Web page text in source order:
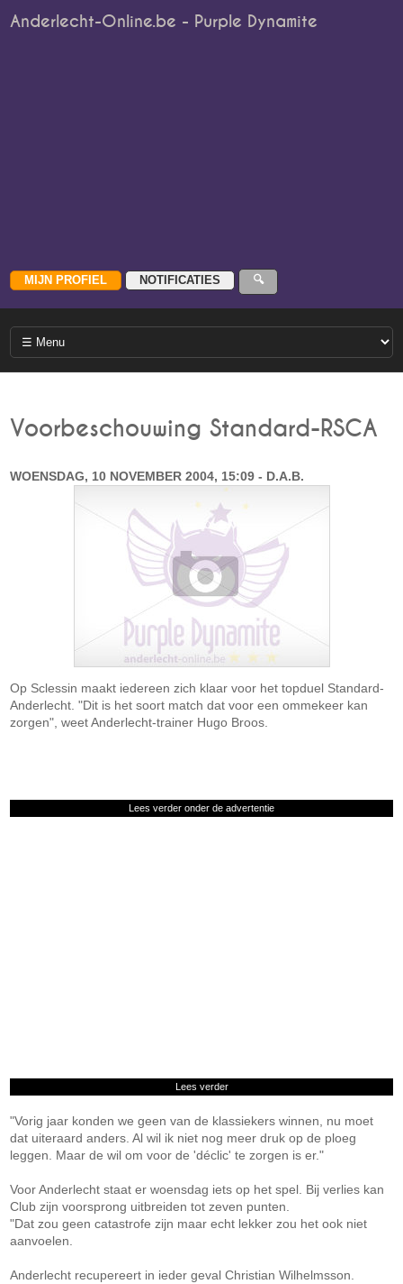
Anderlecht-Online.be - Purple Dynamite
Voorbeschouwing Standard-RSCA
WOENSDAG, 10 NOVEMBER 2004, 15:09 - D.A.B.
Op Sclessin maakt iedereen zich klaar voor het topduel Standard-
Anderlecht. "Dit is het soort match dat voor een ommekeer kan
zorgen", weet Anderlecht-trainer Hugo Broos.
Lees verder onder de advertentie
Lees verder
"Vorig jaar konden we geen van de klassiekers winnen, nu moet
dat uiteraard anders. Al wil ik niet nog meer druk op de ploeg
leggen. Maar de wil om voor de 'déclic' te zorgen is er."
Voor Anderlecht staat er woensdag iets op het spel. Bij verlies kan
Club zijn voorsprong uitbreiden tot zeven punten.
"Dat zou geen catastrofe zijn maar echt lekker zou het ook niet
aanvoelen.
Anderlecht recupereert in ieder geval Christian Wilhelmsson.